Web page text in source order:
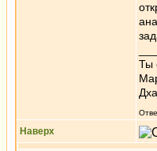
Ты
Наверх